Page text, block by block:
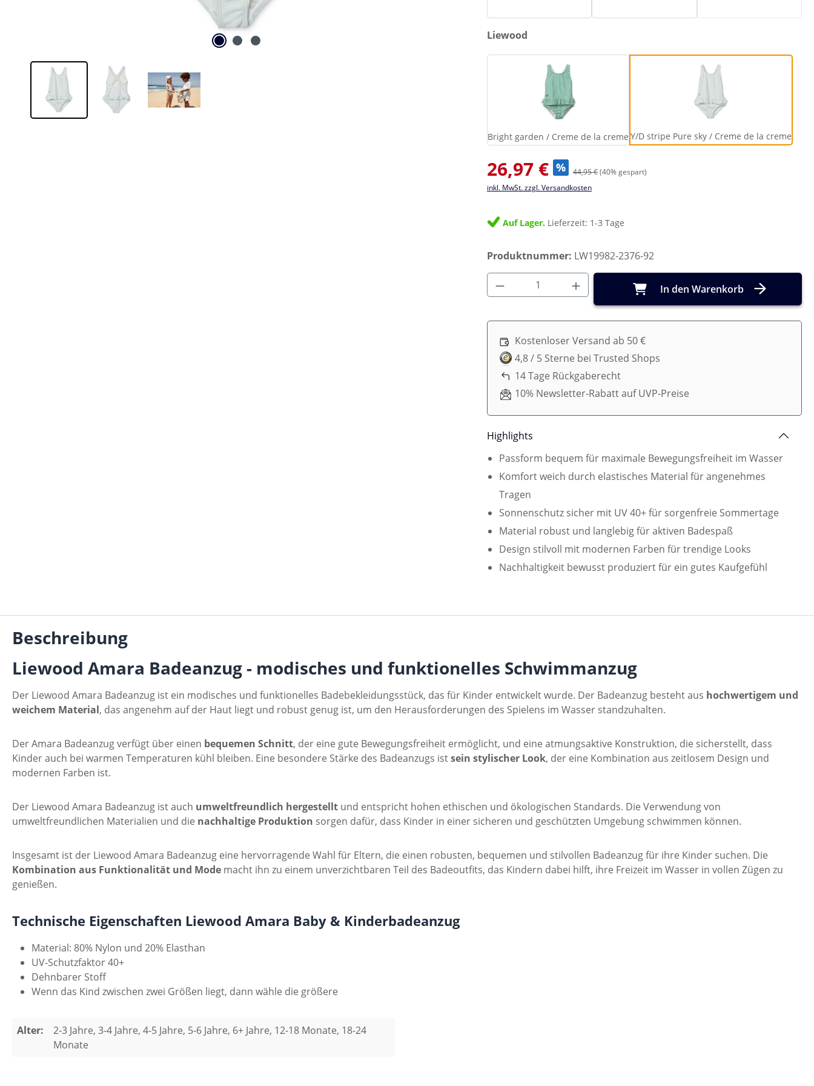
auswählen
Liewood
Bright garden / Creme de la creme
Bright garden / Creme de la creme
Y/D stripe Pure sky / Creme de la creme
Y/D stripe Pure sky /
Verkaufspreis:
26,97 € % 44,95 €(40% gespart)
inkl. MwSt. zzgl. Versandkosten
Auf Lager. Lieferzeit: 1-3 Tage
Produktnummer: LW19982-2376-92
Produkt Anzahl: Gib den gewünschten Wert
In den Warenkorb
Kostenloser Versand ab 50 €
4,8 / 5 Sterne bei Trusted Shops
14 Tage Rückgaberecht
10% Newsletter-Rabatt auf UVP-Preise
Highlights
Passform bequem für maximale Bewegungsfreiheit im Wasser
Komfort weich durch elastisches Material für angenehmes
Tragen
Sonnenschutz sicher mit UV 40+ für sorgenfreie Sommertage
Material robust und langlebig für aktiven Badespaß
Design stilvoll mit modernen Farben für trendige Looks
Nachhaltigkeit bewusst produziert für ein gutes Kaufgefühl
Beschreibung
Liewood Amara Badeanzug - modisches und funktionelles Schwimmanzug
Der Liewood Amara Badeanzug ist ein modisches und funktionelles Badebekleidungsstück, das für Kinder entwickelt wurde. Der Badeanzug besteht aus hochwertigem und
weichem Material, das angenehm auf der Haut liegt und robust genug ist, um den Herausforderungen des Spielens im Wasser standzuhalten.
Der Amara Badeanzug verfügt über einen bequemen Schnitt, der eine gute Bewegungsfreiheit ermöglicht, und eine atmungsaktive Konstruktion, die sicherstellt, dass
Kinder auch bei warmen Temperaturen kühl bleiben. Eine besondere Stärke des Badeanzugs istsein stylischer Look, der eine Kombination aus zeitlosem Design und
modernen Farben ist.
Der Liewood Amara Badeanzug ist auch umweltfreundlich hergestellt und entspricht hohen ethischen und ökologischen Standards. Die Verwendung von
umweltfreundlichen Materialien und die nachhaltige Produktion sorgen dafür, dass Kinder in einer sicheren und geschützten Umgebung schwimmen können.
Insgesamt ist der Liewood Amara Badeanzug eine hervorragende Wahl für Eltern, die einen robusten, bequemen und stilvollen Badeanzug für ihre Kinder suchen. Die
Kombination aus Funktionalität und Mode macht ihn zu einem unverzichtbaren Teil des Badeoutfits, das Kindern dabei hilft, ihre Freizeit im Wasser in vollen Zügen zu
genießen.
Technische Eigenschaften Liewood Amara Baby & Kinderbadeanzug
Material: 80% Nylon und 20% Elasthan
UV-Schutzfaktor 40+
Dehnbarer Stoff
Wenn das Kind zwischen zwei Größen liegt, dann wähle die größere
Alter:
2-3 Jahre, 3-4 Jahre, 4-5 Jahre, 5-6 Jahre, 6+ Jahre, 12-18 Monate, 18-24
Monate